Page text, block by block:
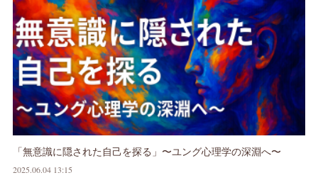
「無意識に隠された自己を探る」〜ユング心理学の深淵へ〜
2025.06.04 13:15